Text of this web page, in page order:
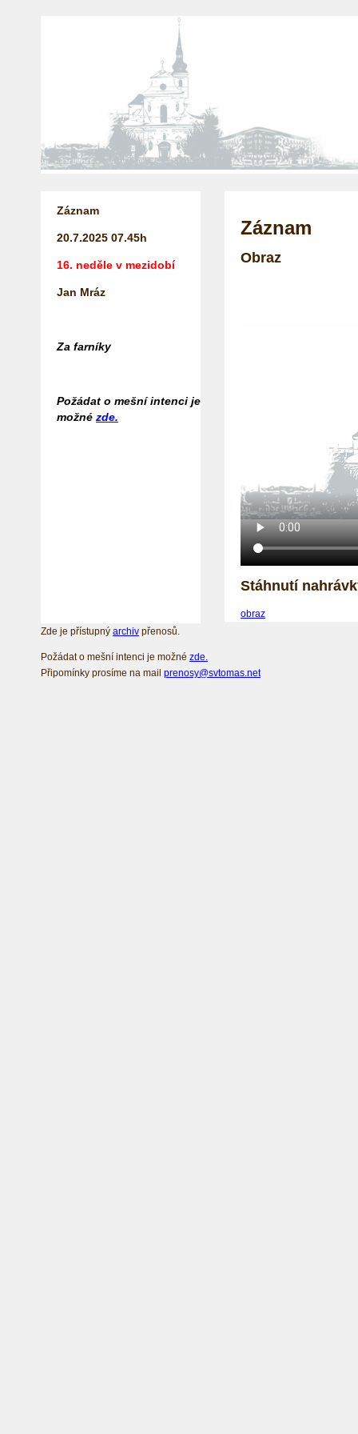
Záznam
20.7.2025 07.45h
16. neděle v mezidobí
Jan Mráz
Za farníky
Požádat o mešní intenci je
možné zde.
Záznam
Obraz
Stáhnutí
obraz
Zde je přístupný archiv přenosů.
Požádat o mešní intenci je možné zde.
Připomínky prosíme na mail prenosy@svtomas.net